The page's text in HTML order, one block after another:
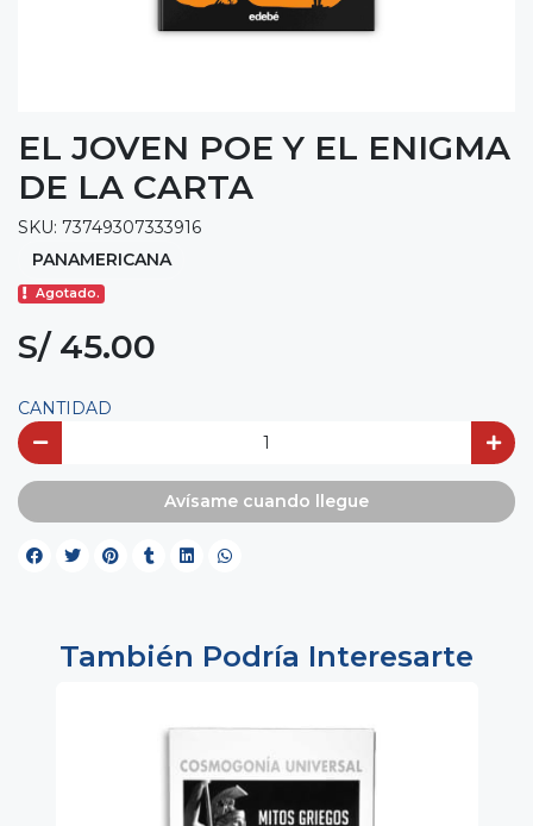
EL JOVEN POE Y EL ENIGMA
DE LA CARTA
SKU: 73749307333916
PANAMERICANA
Agotado.
S/ 45.00
CANTIDAD
Avísame cuando llegue
También Podría Interesarte